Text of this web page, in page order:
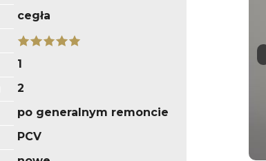
cegła
1
2
po generalnym remoncie
PCV